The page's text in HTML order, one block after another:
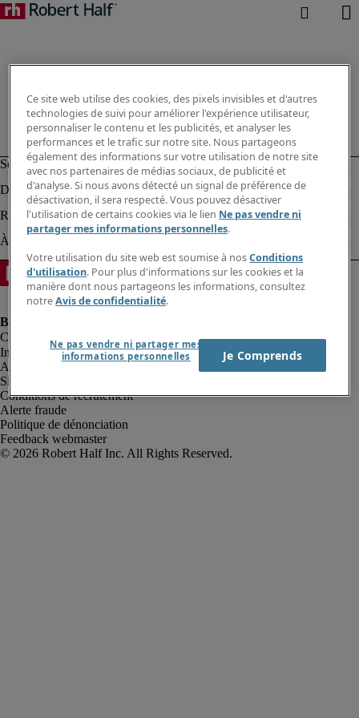
Informations sur la société
Avis de confidentialité
Site web et cookies
Conditions de recrutement
Alerte fraude
Politique de dénonciation
Feedback webmaster
Ce site web utilise des cookies, des pixels invisibles et d'autres
technologies de suivi pour améliorer l'expérience utilisateur,
personnaliser le contenu et les publicités, et analyser les
performances et le trafic sur notre site. Nous partageons
également des informations sur votre utilisation de notre site
avec nos partenaires de médias sociaux, de publicité et
d'analyse. Si nous avons détecté un signal de préférence de
désactivation, il sera respecté. Vous pouvez désactiver
l'utilisation de certains cookies via le lien Ne pas vendre ni
partager mes informations personnelles.
Votre utilisation du site web est soumise à nosConditions
d'utilisation. Pour plus d'informations sur les cookies et la
manière dont nous partageons les informations, consultez
notreAvis de confidentialité.
Ne pas vendre ni partager mes
informations personnelles
Je Comprends